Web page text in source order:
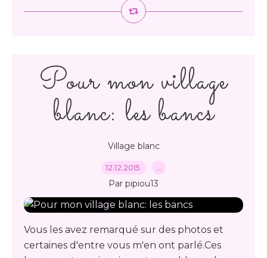
Pour mon village
blanc: les bancs
Village blanc
12.12.2015 …
Par pipiou13
Vous les avez remarqué sur des photos et
certaines d'entre vous m'en ont parlé.Ces